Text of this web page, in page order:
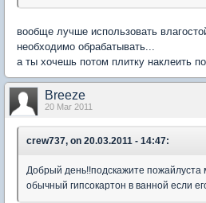
вообще лучше использовать
необходимо обрабатывать...
а ты хочешь потом плитку наклеить
Breeze
20 Mar 2011
crew737, on 20.03.2011 - 14:47:
Добрый день!!подскажите пожайлуста
обычный гипсокартон в ванной если